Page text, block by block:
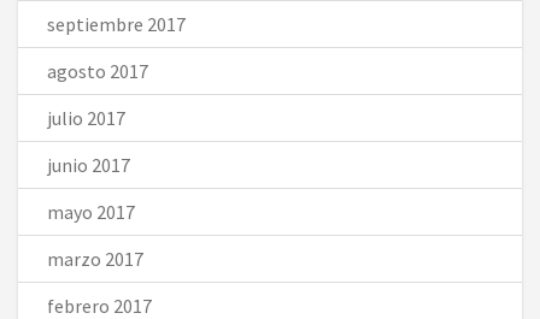
septiembre 2017
agosto 2017
julio 2017
junio 2017
mayo 2017
marzo 2017
febrero 2017